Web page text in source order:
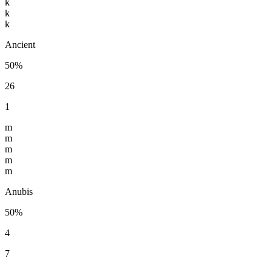
k
k
k
Ancient
50%
26
1
m
m
m
m
m
Anubis
50%
4
7